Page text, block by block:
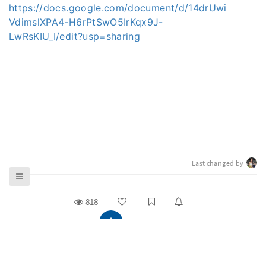
https://docs.google.com/document/d/14drUwi
VdimslXPA4-H6rPtSwO5IrKqx9J-
LwRsKIU_I/edit?usp=sharing
Last changed by
818